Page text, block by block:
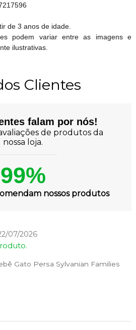
de 3 anos de idade.
podem variar entre as imagens e
ilustrativas.
Clientes
falam por nós!
de produtos da
nossa loja.
99%
nossos produtos
07/2026
Gato Persa Sylvanian Families